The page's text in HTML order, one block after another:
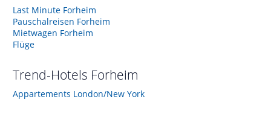
Last Minute Forheim
Pauschalreisen Forheim
Mietwagen Forheim
Flüge
Trend-Hotels Forheim
Appartements London/New York